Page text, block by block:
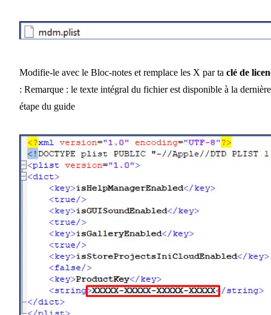
Modifie-le avec le Bloc-notes et remplace les X par ta clé de
: Remarque : le texte intégral du fichier est disponible à la dernière
étape du guide